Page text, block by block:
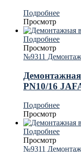
Подробнее
Просмотр
Подробнее
Просмотр
№9311
PN10/16
Подробнее
Просмотр
Подробнее
Просмотр
№9311